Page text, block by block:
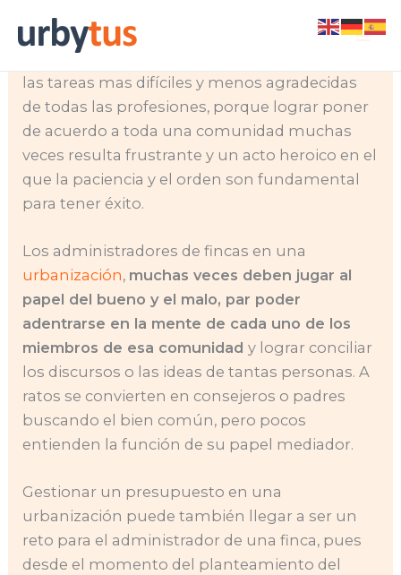
Tomar las riendas de una gestión de
urbanización o finca puede llegar a ser una de
las tareas mas difíciles y menos agradecidas
de todas las profesiones, porque lograr poner
de acuerdo a toda una comunidad muchas
veces resulta frustrante y un acto heroico en el
que la paciencia y el orden son fundamental
para tener éxito.
Los administradores de fincas en una
urbanización, muchas veces deben jugar al
papel del bueno y el malo, par poder
adentrarse en la mente de cada uno de los
miembros de esa comunidady lograr conciliar
los discursos o las ideas de tantas personas. A
ratos se convierten en consejeros o padres
buscando el bien común, pero pocos
entienden la función de su papel mediador.
Gestionar un presupuesto en una
urbanización puede también llegar a ser un
reto para el administrador de una finca, pues
desde el momento del planteamiento del